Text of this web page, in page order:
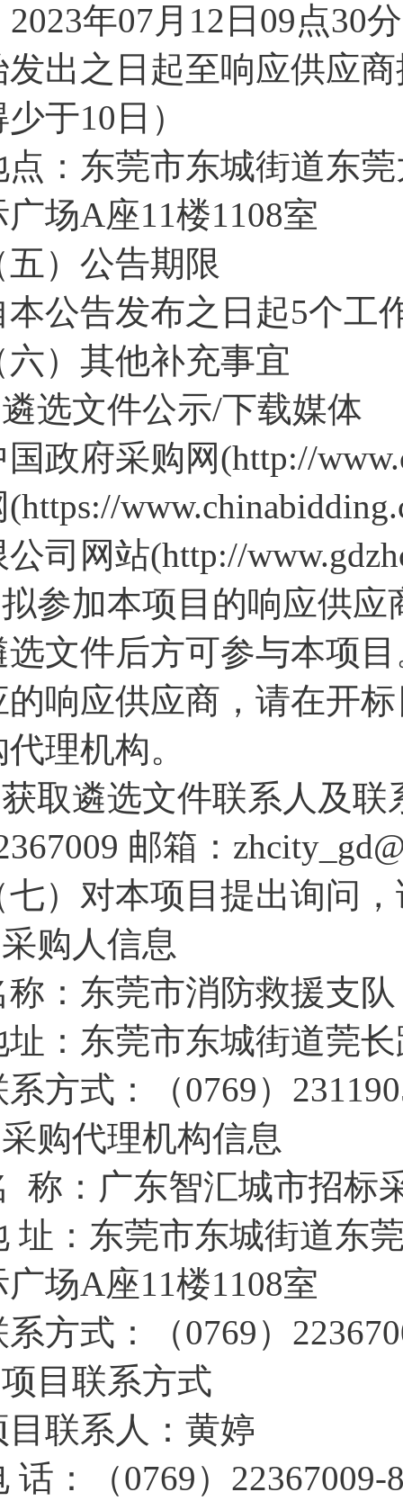
年07月12日09点30
发出之日起至响应供应
于10日）
点：东莞市东城街道东
广场A座11楼1108室
五）公告期限
本公告发布之日起5个工
六）其他补充事宜
选文件公示/下载媒体
国政府采购网(http://
(https://
公司网站(http://
参加本项目的响应供
选文件后方可参与本项
的响应供应商，请在开
理机构。
取遴选文件联系人及联
邮箱：
七）对本项目提出询问
购人信息
称：东莞市消防救援支队
址：东莞市东城街道莞
系方式：（0769）
购代理机构信息
称：广东智汇城市招标
址：东莞市东城街道东
广场A座11楼1108室
系方式：（0769）
目联系方式
目联系人：黄婷
话：（0769）22367009-